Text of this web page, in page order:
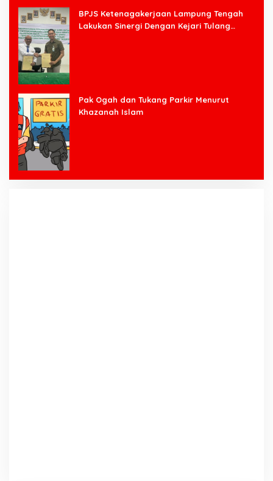
BPJS Ketenagakerjaan Lampung Tengah
Lakukan Sinergi Dengan Kejari Tulang
Pak Ogah dan Tukang Parkir Menurut
Khazanah Islam